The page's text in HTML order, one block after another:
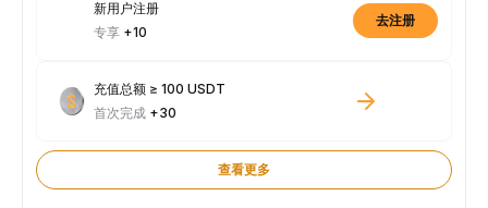
新用户注册
专享 +10
去注册
充值总额 ≥ 100 USDT
首次完成 +30
查看更多